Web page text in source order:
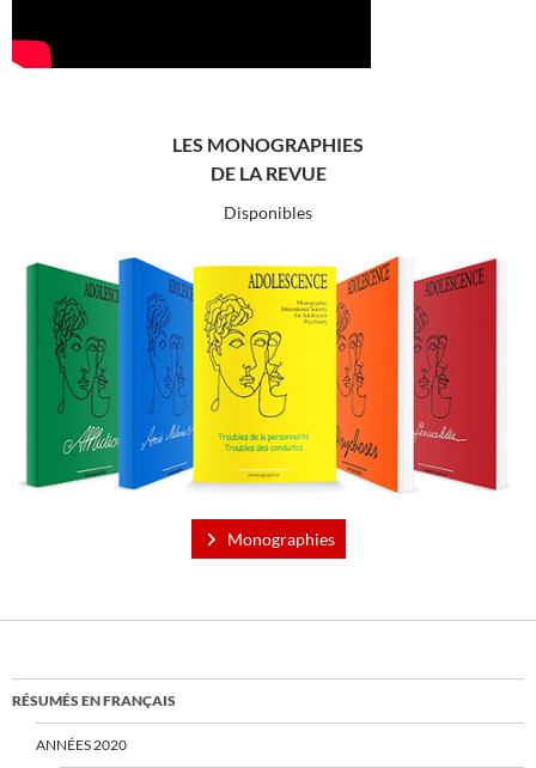
LES MONOGRAPHIES
DE LA REVUE
Disponibles
Monographies
RÉSUMÉS EN FRANÇAIS
ANNÉES 2020